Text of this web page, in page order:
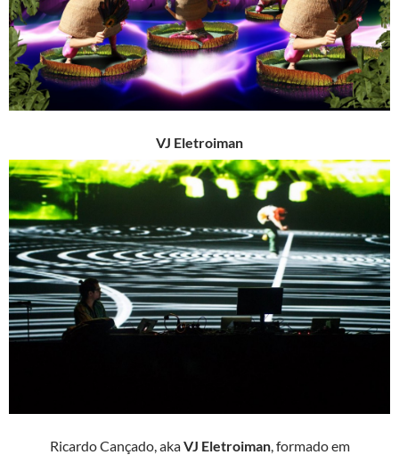
VJ Eletroiman
Ricardo Cançado, akaVJ Eletroiman, formado em